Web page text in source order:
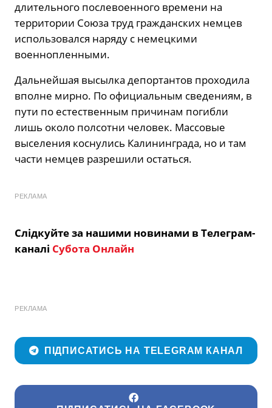
длительного послевоенного времени на
территории Союза труд гражданских немцев
использовался наряду с немецкими
военнопленными.
Дальнейшая высылка депортантов проходила
вполне мирно. По официальным сведениям, в
пути по естественным причинам погибли
лишь около полсотни человек. Массовые
выселения коснулись Калининграда, но и там
части немцев разрешили остаться.
РЕКЛАМА
Слідкуйте за нашими новинами в Телеграм-
каналі Субота Онлайн
РЕКЛАМА
ПІДПИСАТИСЬ НА TELEGRAM КАНАЛ